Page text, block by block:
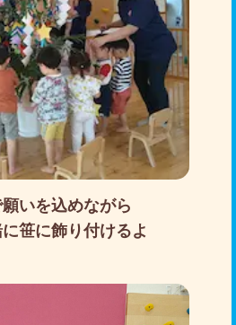
いを込めながら
笹に飾り付けるよ